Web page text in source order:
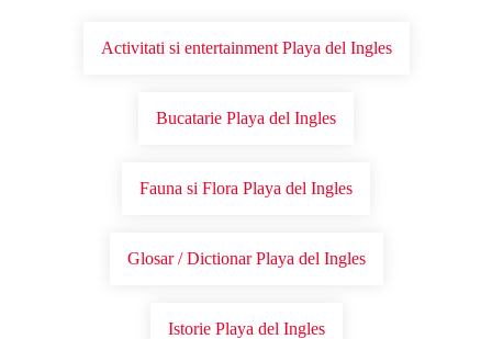
Activitati si entertainment Playa del Ingles
Bucatarie Playa del Ingles
Fauna si Flora Playa del Ingles
Glosar / Dictionar Playa del Ingles
Istorie Playa del Ingles